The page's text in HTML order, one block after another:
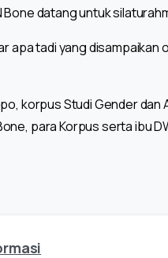
datang untuk
apa tadi yang
korpus Studi Gender
para Korpus serta ibu